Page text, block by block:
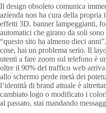
Il design obsoleto comunica
azienda non ha cura della
effetti 3D, banner lampeggianti,
automatici che girano da soli
“questo sito ha almeno dieci
cose, hai un problema serio. Il
utenti a fare zoom sul telefono è
oltre il 90% del traffico web
allo schermo perde metà dei
l’identità di brand attuale è
cambiato logo o modificato i
al passato, stai mandando